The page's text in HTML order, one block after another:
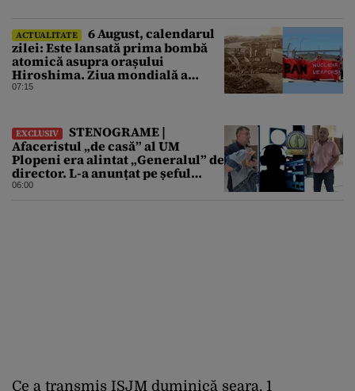
ACTUALITATE
6 August, calendarul
zilei: Este lansată prima bombă
atomică asupra orașului
Hiroshima. Ziua mondială a
luptei pentru interzicerea armei
07:15
EXCLUSIV
STENOGRAME |
Afaceristul „de casă” al UM
Plopeni era alintat „Generalul” de
director. L-a anunțat pe șeful
uzinei că i-a adus „subțireanu,
06:00
Ce a transmis ISJM duminică seara, 1